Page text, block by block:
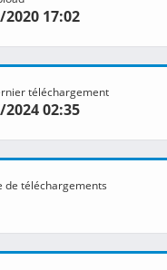
17:02
téléchargement
02:35
de téléchargements